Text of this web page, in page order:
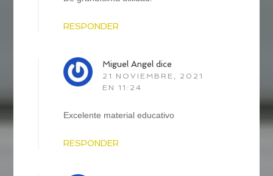
RESPONDER
Miguel Angel dice
21 NOVIEMBRE, 2021
EN 11:24
Excelente material educativo
RESPONDER